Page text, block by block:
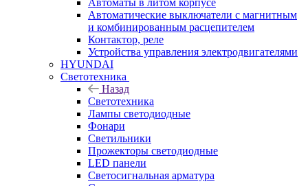
Автоматы в литом корпусе
Автоматические выключатели с магнитным
и комбинированным расцепителем
Контактор, реле
Устройства управления электродвигателями
HYUNDAI
Светотехника
Назад
Светотехника
Лампы светодиодные
Фонари
Светильники
Прожекторы светодиодные
LED панели
Светосигнальная арматура